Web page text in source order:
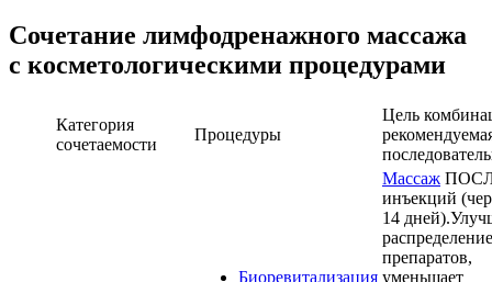
Сочетание лимфодренажного массажа
с косметологическими процедурами
Категория
сочетаемости
Процедуры
Цель
Биоревитализация
Массаж
инъекций
14
распределение
препаратов,
уменьшает